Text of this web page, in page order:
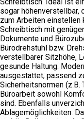
Schreibtisch. Ideal ist
sogar höhenverstellbar,
zum Arbeiten einstellen
Schreibtisch mit
Dokumente und
Bürodrehstuhl bzw.
verstellbarer Sitzhöhe,
gesunde Haltung.
ausgestattet, passend
Sicherheitsnormen (z.B.
Büroarbeit sowohl
sind. Ebenfalls
Ablagemöglichkeiten.